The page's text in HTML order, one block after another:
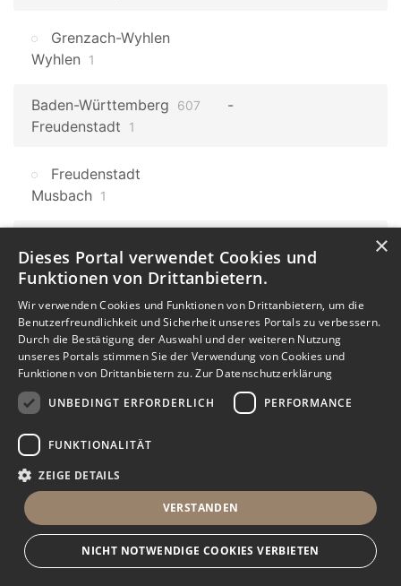
Grenzach-Wyhlen
Wyhlen
1
Baden-Württemberg 607
Freudenstadt 1
Freudenstadt
Musbach 1
Laufenburg 9
Baden-Württemberg 607 Karlsruhe 7
Karlsruhe Oststadt
1
Donaueschingen
Baden-Württemberg
Baden-Württemberg 607
Mühlhausen 2
×
Dieses Portal verwendet Cookies und
Funktionen von Drittanbietern.
Wir verwenden Cookies und Funktionen von Drittanbietern, um die
Benutzerfreundlichkeit und Sicherheit unseres Portals zu verbessern.
Durch die Bestätigung der Auswahl und der weiteren Nutzung
unseres Portals stimmen Sie der Verwendung von Cookies und
Funktionen von Drittanbietern zu.Zur Datenschutzerklärung
UNBEDINGT ERFORDERLICH
PERFORMANCE
FUNKTIONALITÄT
ZEIGE DETAILS
VERSTANDEN
NICHT NOTWENDIGE COOKIES VERBIETEN